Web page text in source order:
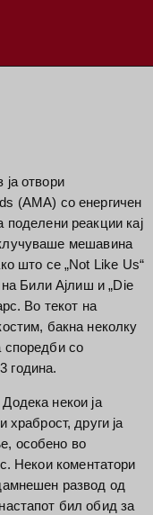
отвори
(AMA) со енергичен
поделени реакции кај
мешавина
што се „Not Like Us“
Били Ајлиш и „Die
Во текот на
бакна неколку
споредби со
година.
Додека некои ја
храброст, други ја
особено во
Некои коментатори
развод од
бил обид за